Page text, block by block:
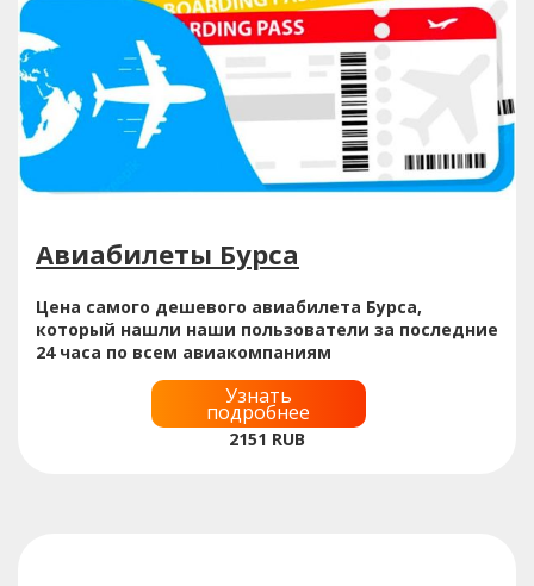
Авиабилеты Бурса
Цена самого дешевого авиабилета Бурса,
который нашли наши пользователи за последние
24 часа по всем авиакомпаниям
Узнать
подробнее
2151 RUB